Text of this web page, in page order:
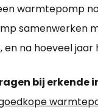
warmtepomp
samenwerken
en na hoeveel
bij